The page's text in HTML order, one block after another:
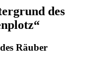
des
Räuber